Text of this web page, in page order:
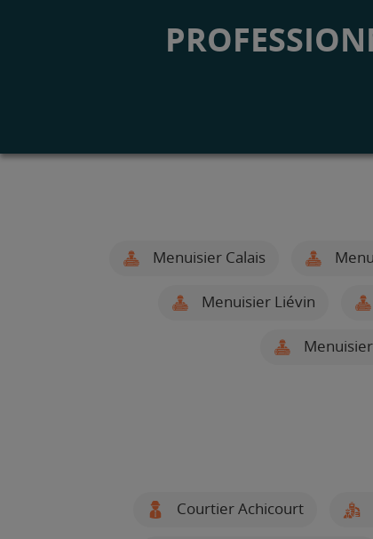
Menuisier Calais
Menuisier Liévin
Courtier Achicourt